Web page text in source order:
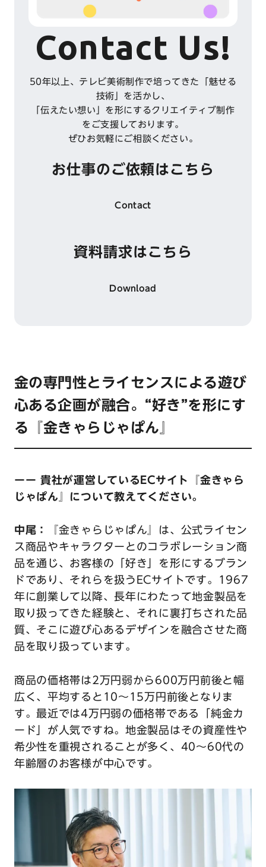
Contact Us!
50年以上、テレビ美術制作で培ってきた「魅せる
技術」を活かし、
「伝えたい想い」を形にするクリエイティブ制作
をご支援しております。
ぜひお気軽にご相談ください。
お仕事のご依頼はこちら
Contact
資料請求はこちら
Download
金の専門性とライセンスによる遊び
心ある企画が融合。“好き”を形にす
る『金きゃらじゃぱん』
ーー 貴社が運営しているECサイト『金きゃら
じゃぱん』について教えてください。
中尾：
『金きゃらじゃぱん』は、公式ライセン
ス商品やキャラクターとのコラボレーション商
品を通じ、お客様の「好き」を形にするブラン
ドであり、それらを扱うECサイトです。1967
年に創業して以降、長年にわたって地金製品を
取り扱ってきた経験と、それに裏打ちされた品
質、そこに遊び心あるデザインを融合させた商
品を取り扱っています。
商品の価格帯は2万円弱から600万円前後と幅
広く、平均すると10～15万円前後となりま
す。最近では4万円弱の価格帯である「純金カ
ード」が人気ですね。地金製品はその資産性や
希少性を重視されることが多く、40〜60代の
年齢層のお客様が中心です。